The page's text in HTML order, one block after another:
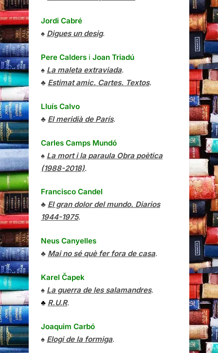
Jordi Cabré
♠ Digues un desig.
Pere Calders i Joan Triadú
♠ La maleta extraviada.
♣ Estimat amic. Cartes. Textos.
Lluís Calvo
♣ El meridià de París.
Carles Camps Mundó
♠ La mort i la paraula Obra poètica
(1988-2018).
Francisco Candel
♣ El gran dolor del mundo. Diarios
1944-1975.
Neus Canyelles
♣ Mai no sé què fer fora de casa.
Karel Čapek
♠ La guerra de les salamandres.
♣ R.U.R.
Joaquim Carbó
♠ Elogi de la formiga.